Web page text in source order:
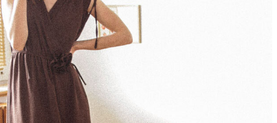
Koszula:
Długość całkowita: 72 cm
Biust (x2): 61 cm
Ramiona (do szwów): 58 cm
Długość rękawa: 38 cm